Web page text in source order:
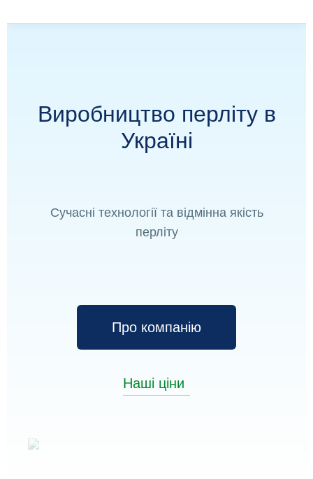
Виробництво перліту в
Україні
Сучасні технології та відмінна якість
перліту
Про компанію
Наші ціни